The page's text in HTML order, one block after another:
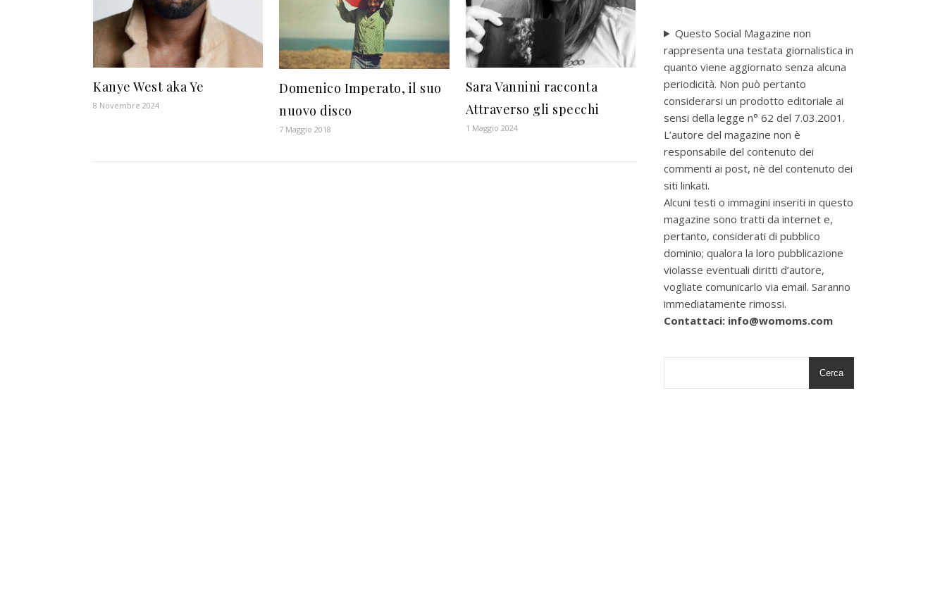
Kanye West aka Ye
8 Novembre 2024
Domenico Imperato, il suo
nuovo disco
7 Maggio 2018
Sara Vannini racconta
Attraverso gli specchi
1 Maggio 2024
Questo Social Magazine non
rappresenta una testata giornalistica in
quanto viene aggiornato senza alcuna
periodicità. Non può pertanto
considerarsi un prodotto editoriale ai
sensi della legge n° 62 del 7.03.2001.
L’autore del magazine non è
responsabile del contenuto dei
commenti ai post, nè del contenuto dei
siti linkati.
Alcuni testi o immagini inseriti in questo
magazine sono tratti da internet e,
pertanto, considerati di pubblico
dominio; qualora la loro pubblicazione
violasse eventuali diritti d’autore,
vogliate comunicarlo via email. Saranno
immediatamente rimossi.
Contattaci: info@womoms.com
Cerca